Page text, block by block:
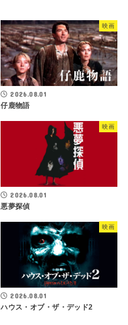
映画
2026.08.01
仔鹿物語
映画
2026.08.01
悪夢探偵
映画
2026.08.01
ハウス・オブ・ザ・デッド2